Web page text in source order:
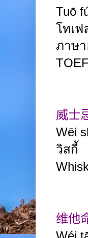
Tuō
โทเฟ
ภาษ
威士
Wēi
วิสกี้
维他